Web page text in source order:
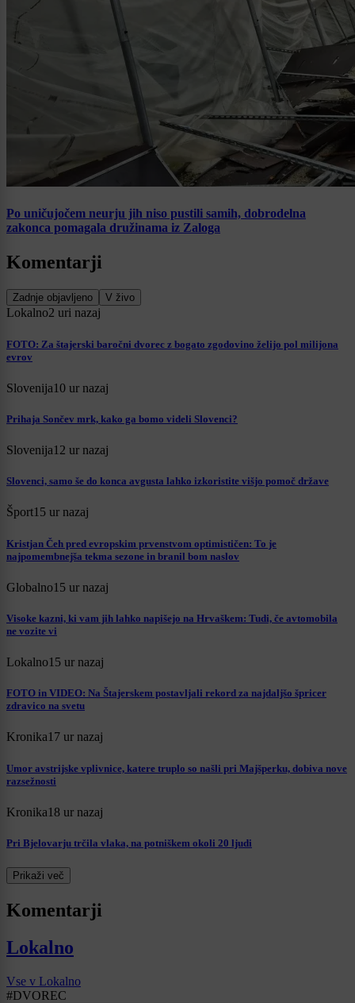
Po uničujočem neurju jih niso pustili samih, dobrodelna
zakonca pomagala družinama iz Zaloga
Komentarji
Zadnje objavljeno V živo
Lokalno2 uri nazaj
FOTO: Za štajerski baročni dvorec z bogato zgodovino želijo pol milijona
evrov
Slovenija10 ur nazaj
Prihaja Sončev mrk, kako ga bomo videli Slovenci?
Slovenija12 ur nazaj
Slovenci, samo še do konca avgusta lahko izkoristite višjo pomoč države
Šport15 ur nazaj
Kristjan Čeh pred evropskim prvenstvom optimističen: To je
najpomembnejša tekma sezone in branil bom naslov
Globalno15 ur nazaj
Visoke kazni, ki vam jih lahko napišejo na Hrvaškem: Tudi, če avtomobila
ne vozite vi
Lokalno15 ur nazaj
FOTO in VIDEO: Na Štajerskem postavljali rekord za najdaljšo špricer
zdravico na svetu
Kronika17 ur nazaj
Umor avstrijske vplivnice, katere truplo so našli pri Majšperku, dobiva nove
razsežnosti
Kronika18 ur nazaj
Pri Bjelovarju trčila vlaka, na potniškem okoli 20 ljudi
Prikaži več
Komentarji
Lokalno
Vse v Lokalno
#DVOREC